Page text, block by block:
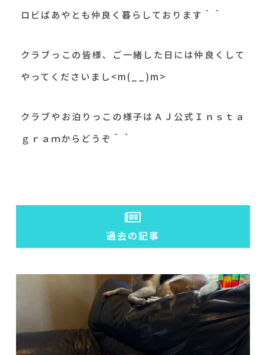
ロビばあやとも仲良く暮らしております＾＾
クラブっこの皆様、ご一緒した日には仲良くして
やってくださいまし<m(__)m>
クラブやお泊りっこの様子はＡＪ公式Ｉｎｓｔａ
ｇｒａｍからどうぞ＾＾
過去の記事